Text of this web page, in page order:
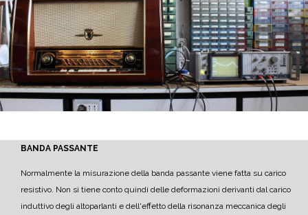
BANDA PASSANTE
Normalmente la misurazione della banda passante viene fatta su carico
resistivo. Non si tiene conto quindi delle deformazioni derivanti dal carico
induttivo degli altoparlanti e dell'effetto della risonanza meccanica degli